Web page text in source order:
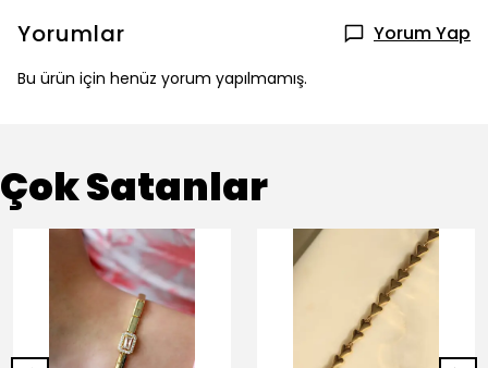
Yorumlar Yorum Yap
Bu ürün için henüz yorum yapılmamış.
Çok Satanlar